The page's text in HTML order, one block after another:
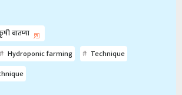
बातम्या
Hydroponic farming
Technique